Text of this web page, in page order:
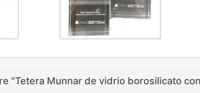
"Tetera Munnar de vidrio borosilicato